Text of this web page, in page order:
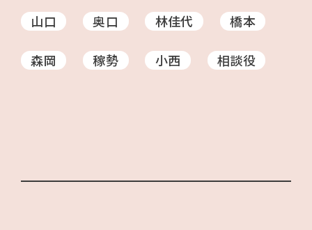
山口 奥口 林佳代 橋本
森岡 稼勢 小西 相談役